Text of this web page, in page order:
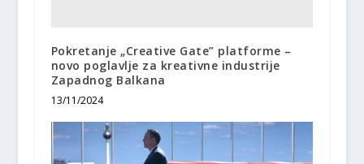
Pokretanje „Creative Gate” platforme –
novo poglavlje za kreativne industrije
Zapadnog Balkana
13/11/2024